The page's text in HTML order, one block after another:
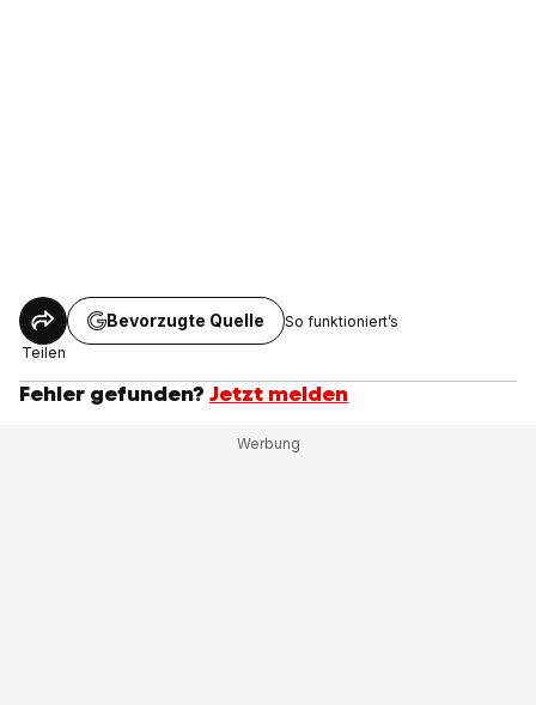
Teilen
Bevorzugte Quelle So funktioniert’s
Fehler gefunden? Jetzt melden